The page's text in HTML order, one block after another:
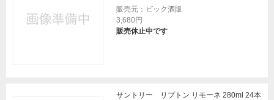
販売元：ビック酒販
3,680円
販売休止中です
サントリー リプトン リモーネ 280ml 24本